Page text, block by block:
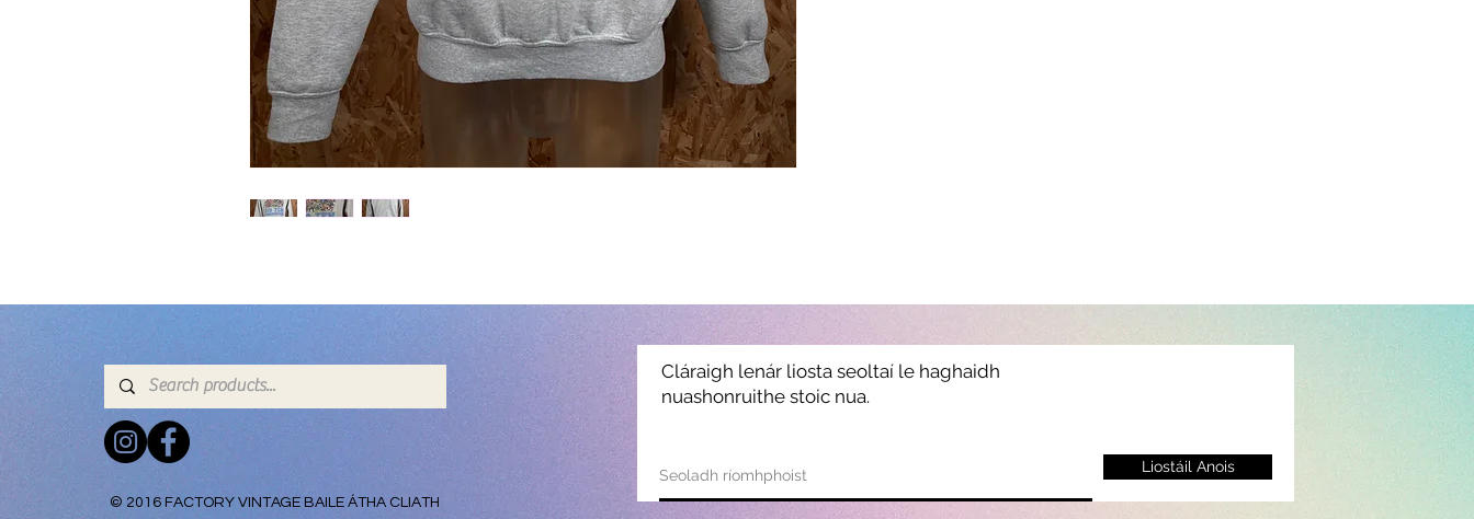
Cláraigh lenár liosta seoltaí le haghaidh
nuashonruithe stoic nua.
Liostáil Anois
© 2016 FACTORY VINTAGE BAILE ÁTHA CLIATH